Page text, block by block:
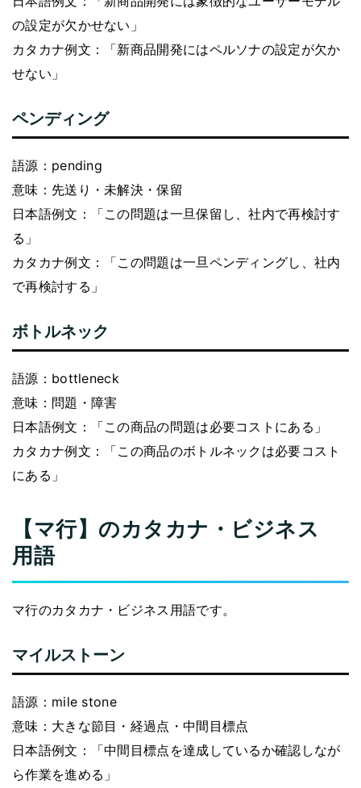
の設定が欠かせない」
カタカナ例文：「新商品開発にはペルソナの設定が欠か
せない」
ペンディング
語源：pending
意味：先送り・未解決・保留
日本語例文：「この問題は一旦保留し、社内で再検討す
る」
カタカナ例文：「この問題は一旦ペンディングし、社内
で再検討する」
ボトルネック
語源：bottleneck
意味：問題・障害
日本語例文：「この商品の問題は必要コストにある」
カタカナ例文：「この商品のボトルネックは必要コスト
にある」
【マ行】のカタカナ・ビジネス
用語
マ行のカタカナ・ビジネス用語です。
マイルストーン
語源：mile stone
意味：大きな節目・経過点・中間目標点
日本語例文：「中間目標点を達成しているか確認しなが
ら作業を進める」